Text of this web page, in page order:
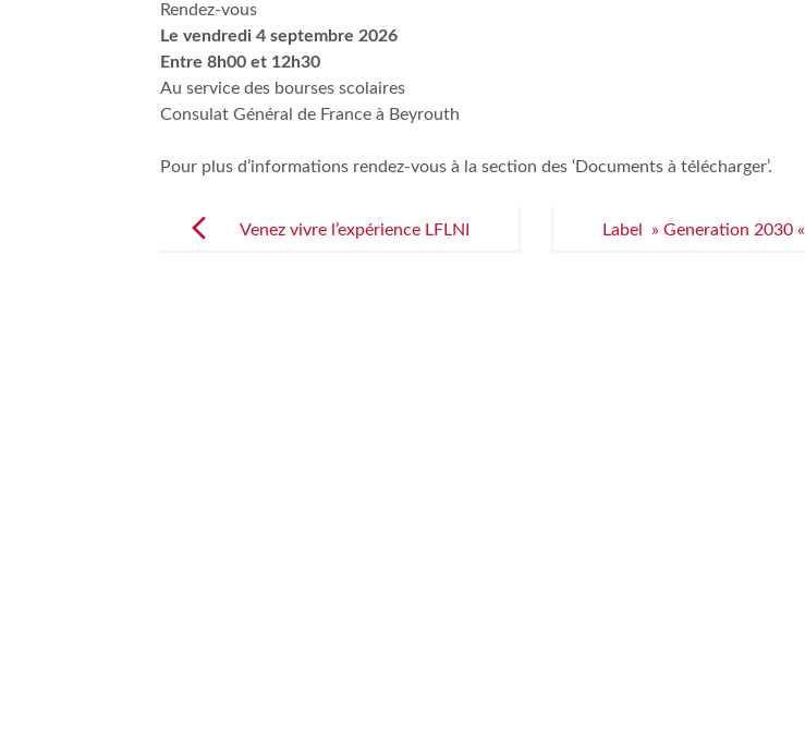
Rendez-vous
Le vendredi 4 septembre 2026
Entre 8h00 et 12h30
Au service des bourses scolaires
Consulat Général de France à Beyrouth
Pour plus d’informations rendez-vous à la section des ‘Documents à télécharger’.
navigation Venez vivre l’expérience LFLNI Label » Generation 2030 «